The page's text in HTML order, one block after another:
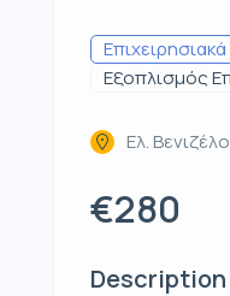
Επιχειρησιακά
Εξοπλισμός
Ελ.
€280
Description